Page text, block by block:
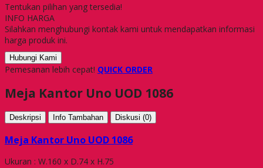
Tentukan pilihan yang tersedia!
INFO HARGA
Silahkan menghubungi kontak kami untuk mendapatkan informasi
harga produk ini.
Hubungi Kami
Pemesanan lebih cepat! QUICK ORDER
Meja Kantor Uno UOD 1086
Deskripsi Info Tambahan Diskusi (0)
Meja Kantor Uno UOD 1086
Ukuran : W.160 x D.74 x H.75